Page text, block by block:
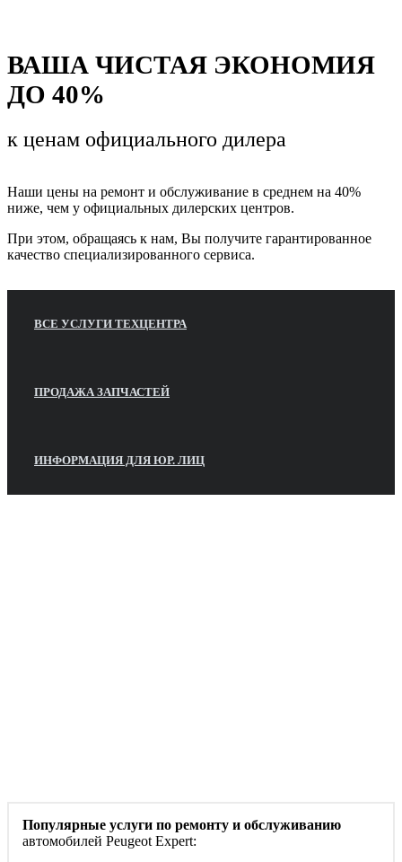
ВАША ЧИСТАЯ ЭКОНОМИЯ
ДО 40%
к ценам официального дилера
Наши цены на ремонт и обслуживание в среднем на 40%
ниже, чем у официальных дилерских центров.
При этом, обращаясь к нам, Вы получите гарантированное
качество специализированного сервиса.
ВСЕ УСЛУГИ ТЕХЦЕНТРА
ПРОДАЖА ЗАПЧАСТЕЙ
ИНФОРМАЦИЯ ДЛЯ ЮР. ЛИЦ
Популярные услуги по ремонту и обслуживанию
автомобилей Peugeot Expert: